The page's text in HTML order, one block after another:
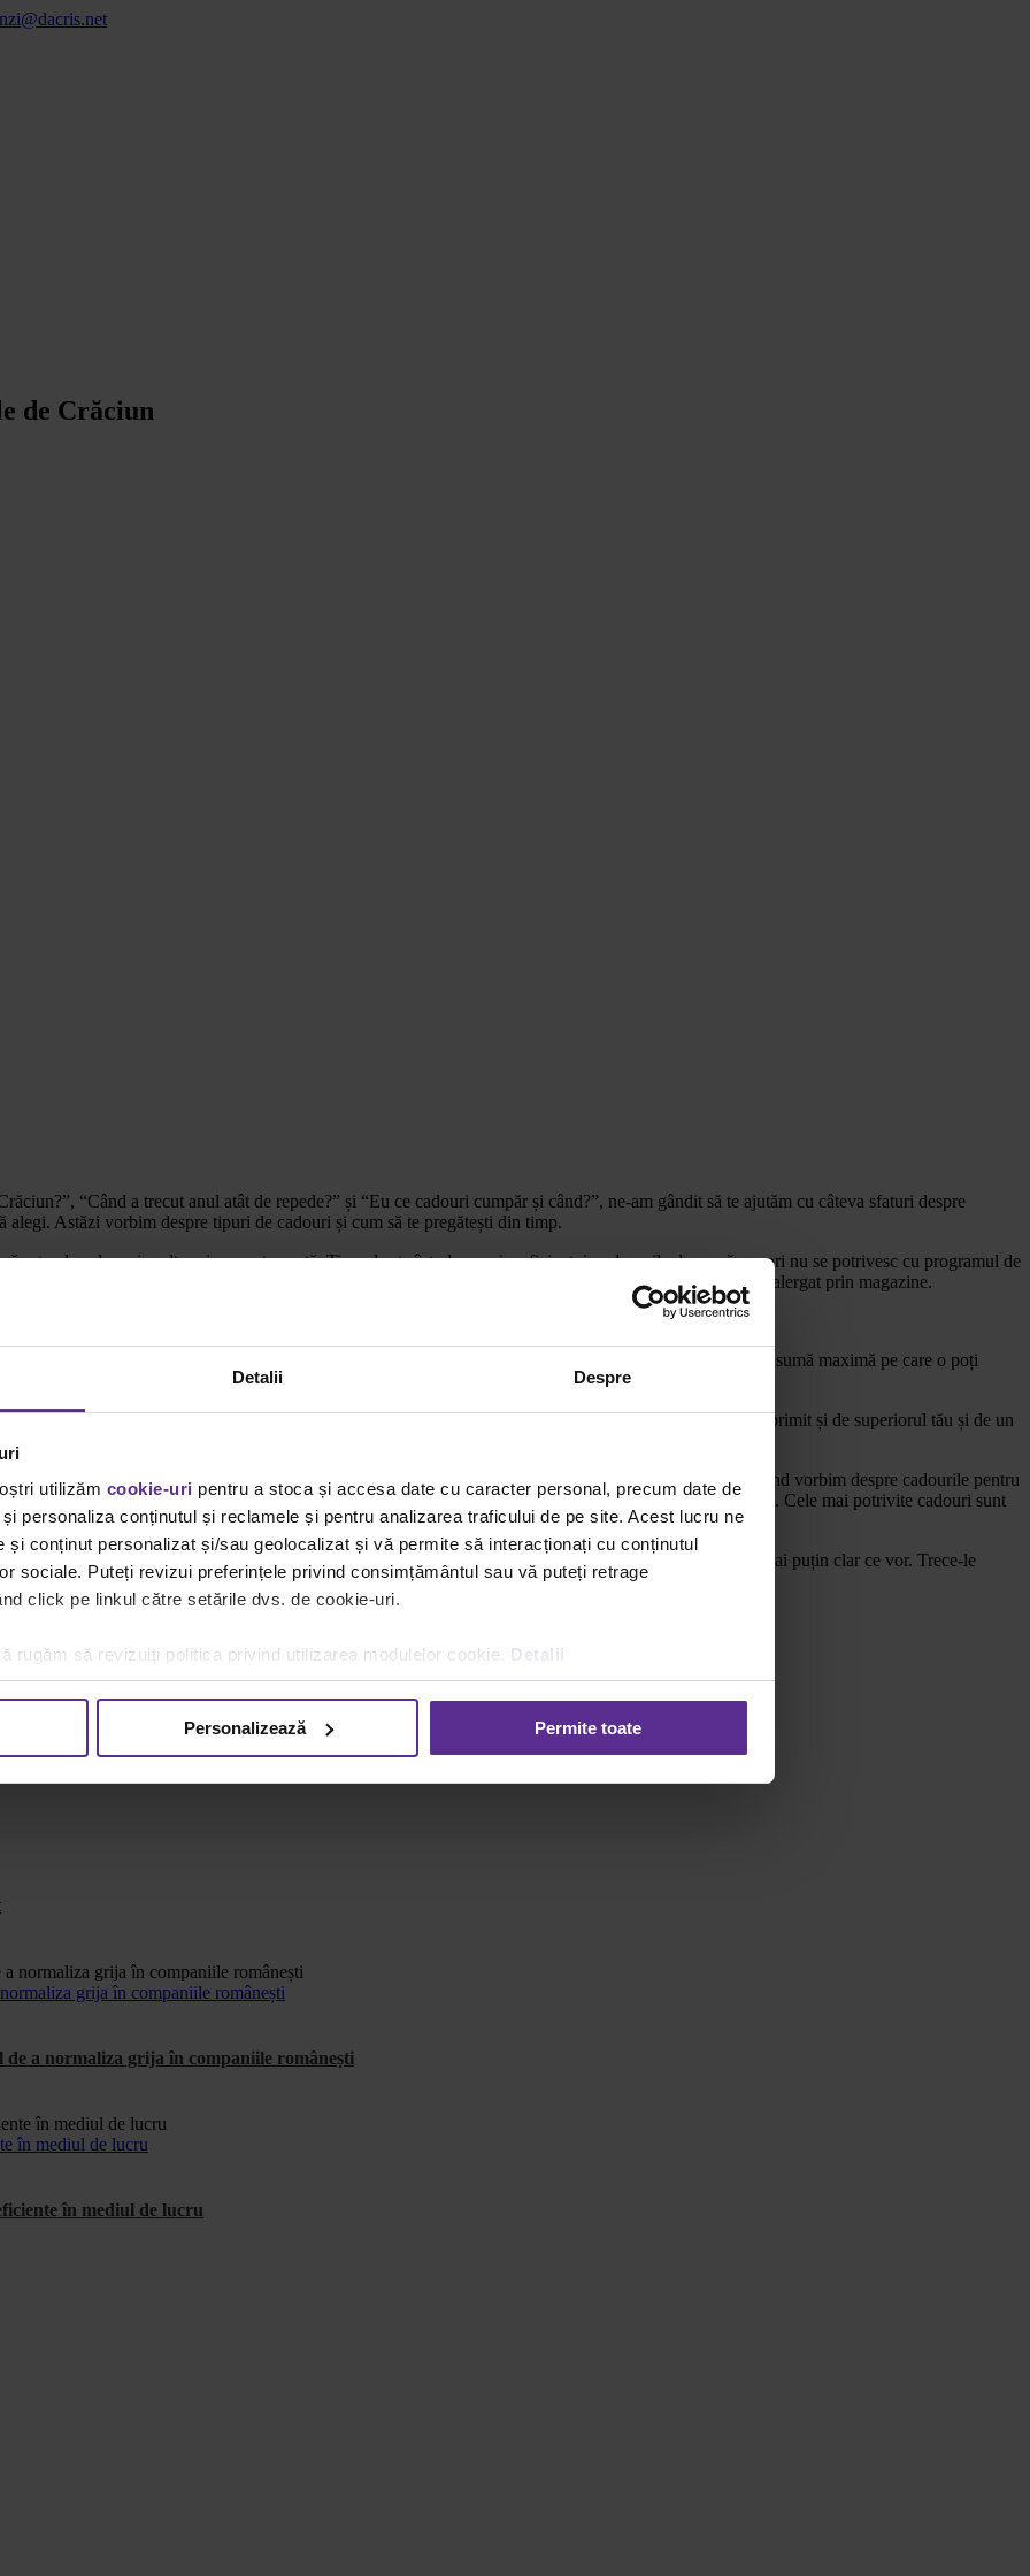
Detalii Despre
utilizăm cookie-uri pentru a stoca și accesa date cu caracter personal, precum date de
personaliza conținutul și reclamele și pentru analizarea traficului de pe site. Acest lucru ne
și conținut personalizat și/sau geolocalizat și vă permite să interacționați cu conținutul
sociale. Puteți revizui preferințele privind consimțământul sau vă puteți retrage
click pe linkul către setările dvs. de cookie-uri.
rugăm să revizuiți politica privind utilizarea modulelor cookie. Detalii
Personalizează Permite toate
de Crăciun
“Când a trecut anul atât de repede?” și “Eu ce cadouri cumpăr și când?”, ne-am gândit să te ajutăm cu câteva sfaturi despre
alegi. Astăzi vorbim despre tipuri de cadouri și cum să te pregătești din timp.
este, de cele mai multe ori, ușor stresantă. Timpul este întodeauna insuficient, iar planurile de acasă uneori nu se potrivesc cu programul de
la ce-și doresc cei cărore vrei să le oferi ceva și e și mai greu să “faci rost” de câteva ore în plus pentru alergat prin magazine.
și tu:
dărui ceva. Nu ar fi o idee rea să adaugi în dreptul fiecăruia de pe listă și câteva idei de cadou și chiar o sumă maximă pe care o poți
te poți inpira din propunerile noastre. Un instrument de scris sau orice accesoriu pentru birou va fi bine-primit și de superiorul tău și de un
să ții cont de câteva reguli nescrise atunci când alegi un cadou, pe care le-am detaliat noi aici.
accesorii pentru birou, o tabletă sau orice alt produs din zona IT&C de pe
www.rechizitelemele.ro
. Când vorbim despre cadourile pentru
Crăciun are o semnificație deosebită, ce se va păstra chiar și după ce nu mai va mai crede în Moș Crăciun. Cele mai potrivite cadouri sunt
de a socializa.
🙂 Dacă vrei să le oferi exact ce-și doresc, sigur îi vei auzi la un moment dat zicând mai mult sau mai puțin clar ce vor. Trece-le
grija în companiile românești
a normaliza grija în companiile românești
în mediul de lucru
în mediul de lucru